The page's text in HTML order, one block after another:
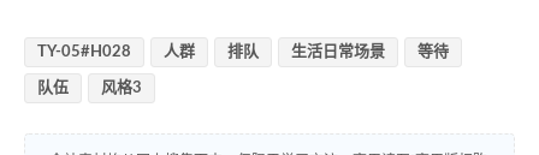
TY-05#H028 人群 排队 生活日常场景 等待
队伍 风格3